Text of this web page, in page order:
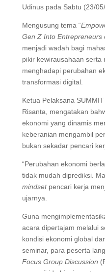
Udinus pada Sabtu (23/
Mengusung tema “
Gen Z Into Entrepreneurs
menjadi wadah bagi
pikir kewirausahaan serta
menghadapi perubahan
transformasi digital.
Ketua Pelaksana
Risanta, mengatakan
ekonomi yang dinamis
keberanian mengambil
bukan sekadar pencari
“Perubahan ekonomi
tidak mudah diprediksi.
mindsetpencari kerja
ujarnya.
Guna
acara dipertajam melalui
kondisi ekonomi global
seminar, para peserta
Focus Group Discussion